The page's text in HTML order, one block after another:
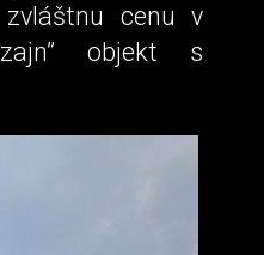
cenu v
objekt s